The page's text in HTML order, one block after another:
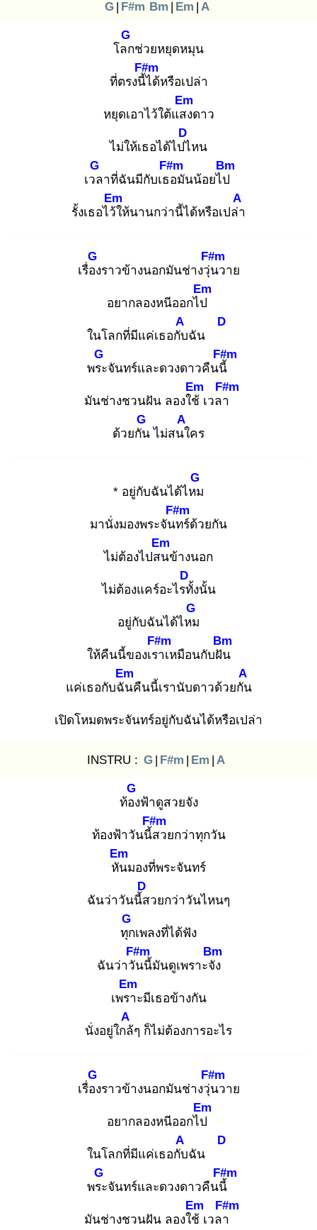
G | F#m Bm | Em | A
โลก
G
ช่วยหยุดหมุน
ที่ตรงนี้ไ
F#m
ด้หรือเปล่า
หยุดเอาไว้ใต้แสง
Em
ดาว
ไม่ให้เธอได้ไปไ
D
หน
เวล
G
าที่ฉันมีกับเธอ
F#m
มันน้อยไป
Bm
รั้งเธอไว้ใ
Em
ห้นานกว่านี้ได้หรือเปล่า
A
เรื่อง
G
ราวข้างนอกมันช่างวุ่น
F#m
วาย
อยากลองหนีออกไป
Em
ในโลกที่มีแค่เธอกับ
A
ฉัน
D
พระ
G
จันทร์และดวงดาวคืนนี้
F#m
มันช่างชวนฝัน ลองใช้
Em
เวลา
F#m
ด้วยกัน
G
ไม่สนใ
A
คร
* อยู่กับฉันได้ไหม
G
มานั่งมองพระจันท
F#m
ร์ด้วยกัน
ไม่ต้องไปสน
Em
ข้างนอก
ไม่ต้องแคร์อะไรทั้
D
งนั้น
อยู่กับฉันได้ไหม
G
ให้คืนนี้ของเรา
F#m
เหมือนกับฝัน
Bm
แค่เธอกับฉัน
Em
คืนนี้เรานับดาวด้วยกัน
A
เปิดโหมดพระจันทร์อยู่กับฉันได้หรือเปล่า
INSTRU : G | F#m | Em | A
ท้อง
G
ฟ้าดูสวยจัง
ท้องฟ้าวันนี้ส
F#m
วยกว่าทุกวัน
หัน
Em
มองที่พระจันทร์
ฉันว่าวันนี้ส
D
วยกว่าวันไหนๆ
ทุก
G
เพลงที่ได้ฟัง
ฉันว่าวัน
F#m
นี้มันดูเพราะจัง
Bm
เพรา
Em
ะมีเธอข้างกัน
นั่งอยู่ใกล้
A
ๆ ก็ไม่ต้องการอะไร
เรื่อง
G
ราวข้างนอกมันช่างวุ่น
F#m
วาย
อยากลองหนีออกไป
Em
ในโลกที่มีแค่เธอกับ
A
ฉัน
D
พระ
G
จันทร์และดวงดาวคืนนี้
F#m
มันช่างชวนฝัน ลองใช้
Em
เวลา
F#m